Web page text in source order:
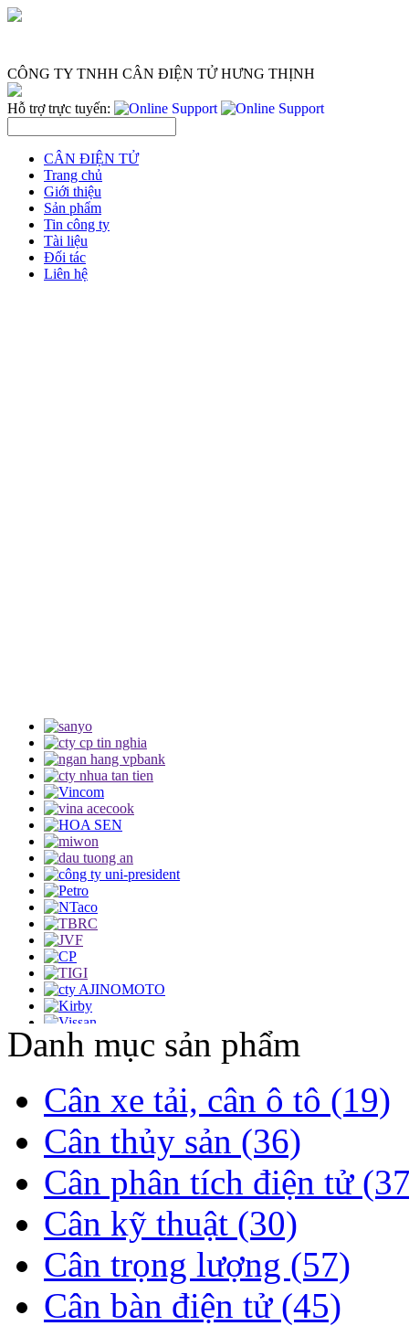
CÔNG TY TNHH CÂN ĐIỆN TỬ HƯNG THỊNH
Hỗ trợ trực tuyến:
CÂN ĐIỆN TỬ
Trang chủ
Giới thiệu
Sản phẩm
Tin công ty
Tài liệu
Đối tác
Liên hệ
Danh mục sản phẩm
Cân xe tải, cân ô tô (19)
Cân thủy sản (36)
Cân phân tích điện tử
Cân kỹ thuật (30)
Cân trọng lượng (57)
Cân bàn điện tử (45)